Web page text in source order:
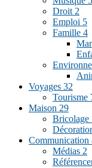
Droit 2
Emploi 5
Famille 4
Voyages 32
Tourisme
Maison 29
Bricolage
Communication
Médias 2